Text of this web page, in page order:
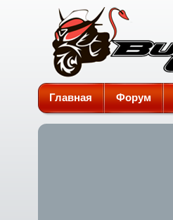
Burgman-Club
Главная Форум